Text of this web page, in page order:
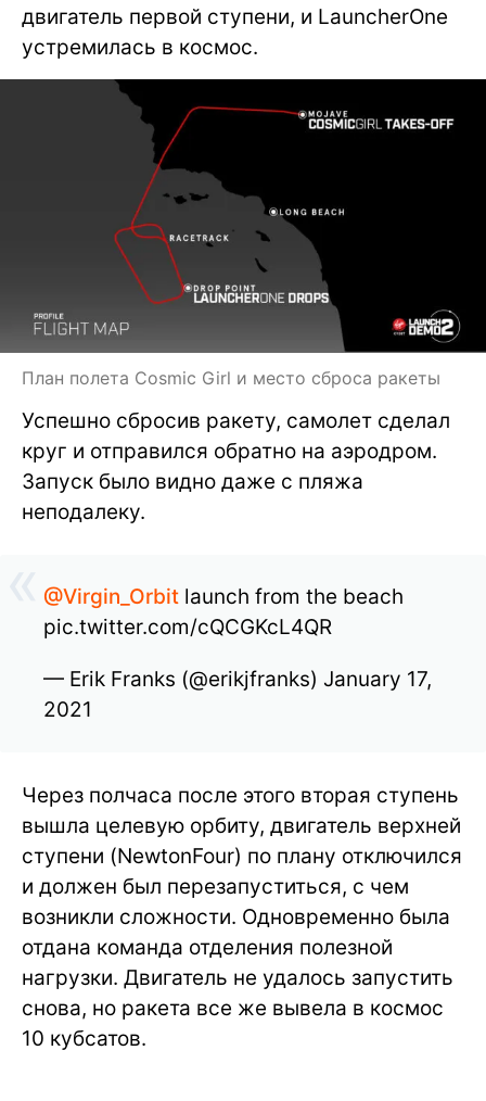
двигатель первой ступени, и LauncherOne
устремилась в космос.
План полета Cosmic Girl и место сброса ракеты
Успешно сбросив ракету, самолет сделал
круг и отправился обратно на аэродром.
Запуск было видно даже с пляжа
неподалеку.
@Virgin_Orbit launch from the beach
pic.twitter.com/cQCGKcL4QR
— Erik Franks (@erikjfranks) January 17,
2021
Через полчаса после этого вторая ступень
вышла целевую орбиту, двигатель верхней
ступени (NewtonFour) по плану отключился
и должен был перезапуститься, с чем
возникли сложности. Одновременно была
отдана команда отделения полезной
нагрузки. Двигатель не удалось запустить
снова, но ракета все же вывела в космос
10 кубсатов.